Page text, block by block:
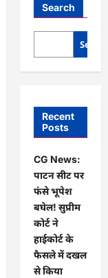
Search
Recent
Posts
CG News:
पाटन सीट पर
फंसे भूपेश
बघेल! सुप्रीम
कोर्ट ने
हाईकोर्ट के
फैसले में दखल
से किया